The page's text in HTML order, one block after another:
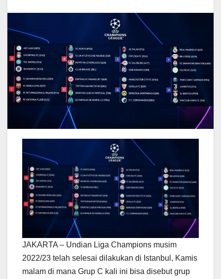
JAKARTA – Undian Liga Champions musim
2022/23 telah selesai dilakukan di Istanbul, Kamis
malam di mana Grup C kali ini bisa disebut grup